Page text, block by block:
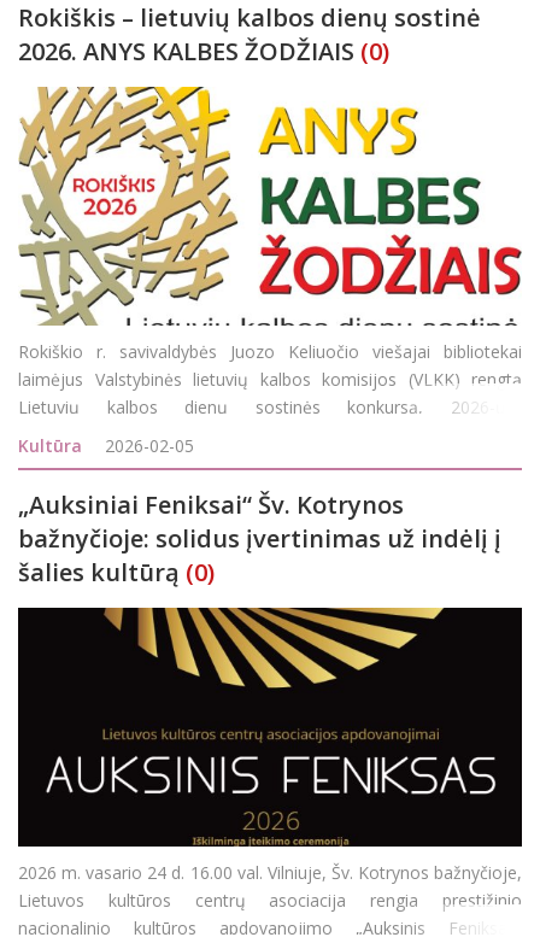
Rokiškis – lietuvių kalbos dienų sostinė
2026. ANYS KALBES ŽODŽIAIS (0)
Rokiškio r. savivaldybės Juozo Keliuočio viešajai bibliotekai
laimėjus Valstybinės lietuvių kalbos komisijos (VLKK) rengtą
Lietuvių kalbos dienų sostinės konkursą, 2026-ųjų
Lietuvių kalbos dienų sostine skelbiamas Rokiškis! Šis titulas bus
iškilmingai sut
Kultūra 2026-02-05
„Auksiniai Feniksai“ Šv. Kotrynos
bažnyčioje: solidus įvertinimas už indėlį į
šalies kultūrą (0)
2026 m. vasario 24 d. 16.00 val. Vilniuje, Šv. Kotrynos bažnyčioje,
Lietuvos kultūros centrų asociacija rengia prestižinio
nacionalinio kultūros apdovanojimo „Auksinis Feniksas“